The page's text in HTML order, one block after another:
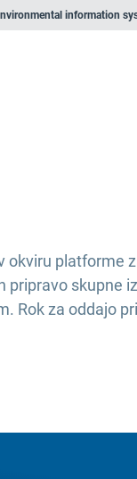
information
okviru platforme
pripravo skupne
Rok za oddajo